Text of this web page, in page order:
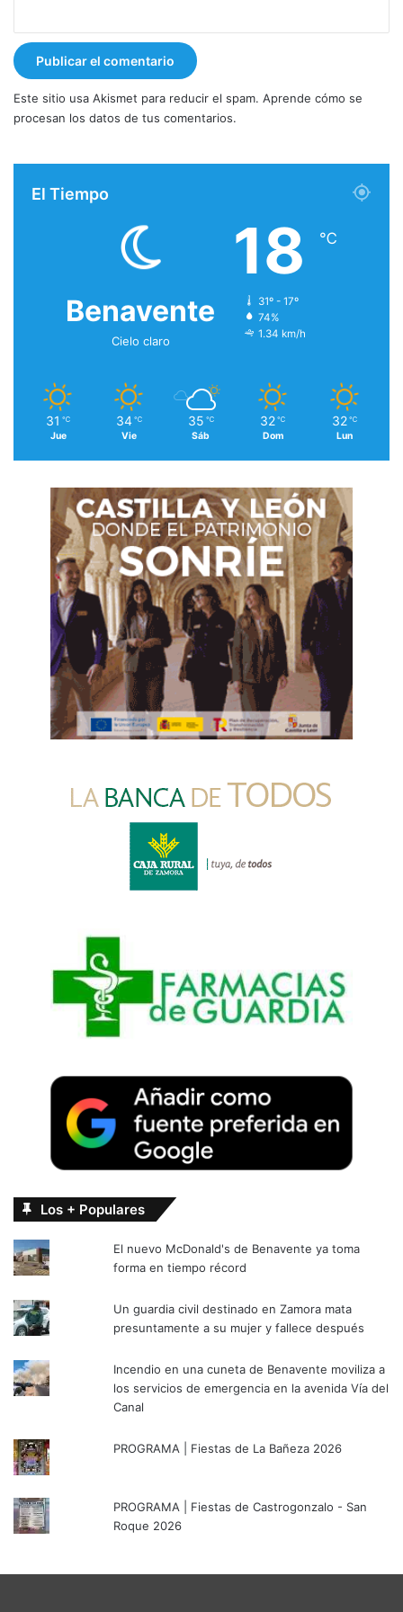
Este sitio usa Akismet para reducir el spam. Aprende cómo se
procesan los datos de tus comentarios.
El Tiempo
Benavente
Cielo claro
18 ℃
31º - 17º
74%
1.34 km/h
31 ℃
Jue
34 ℃
Vie
35 ℃
Sáb
32 ℃
Dom
32 ℃
Lun
Los + Populares
El nuevo McDonald's de Benavente ya toma
forma en tiempo récord
Un guardia civil destinado en Zamora mata
presuntamente a su mujer y fallece después
Incendio en una cuneta de Benavente moviliza a
los servicios de emergencia en la avenida Vía del
Canal
PROGRAMA | Fiestas de La Bañeza 2026
PROGRAMA | Fiestas de Castrogonzalo - San
Roque 2026